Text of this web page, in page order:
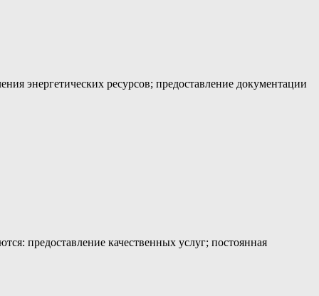
энергетических ресурсов; предоставление документации
предоставление качественных услуг; постоянная